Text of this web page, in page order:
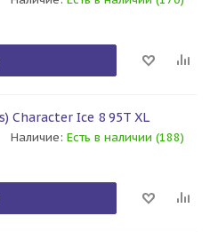
Character Ice 8 95T XL
Наличие: Есть в наличии (188)